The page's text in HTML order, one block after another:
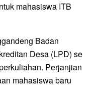
mahasiswa ITB
Badan
Desa (LPD) se
Perjanjian
mahasiswa baru